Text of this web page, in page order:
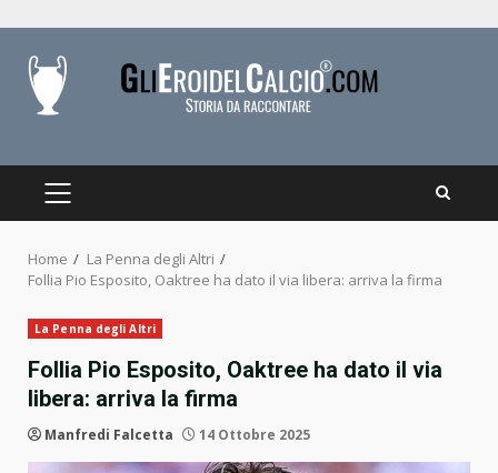
content
PRIMARY
Home
La Penna degli Altri
Follia Pio Esposito, Oaktree ha dato il via libera: arriva la firma
La Penna degli Altri
Follia Pio Esposito, Oaktree ha dato il via
libera: arriva la firma
Manfredi Falcetta 14 Ottobre 2025